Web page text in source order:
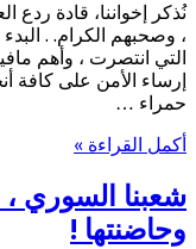
نُذكر إخواننا، قادة ردع
، وصحبهم الكرام. .
إرساء الأمن على كافة
حمراء …
أكمل القراءة »
شعبنا السوري
وحاضنتها !